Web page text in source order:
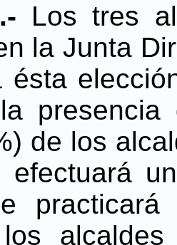
Los tres
la Junta
ésta
de los
efectuará